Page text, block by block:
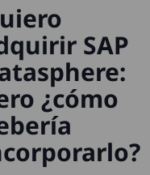
SAP
¿cómo